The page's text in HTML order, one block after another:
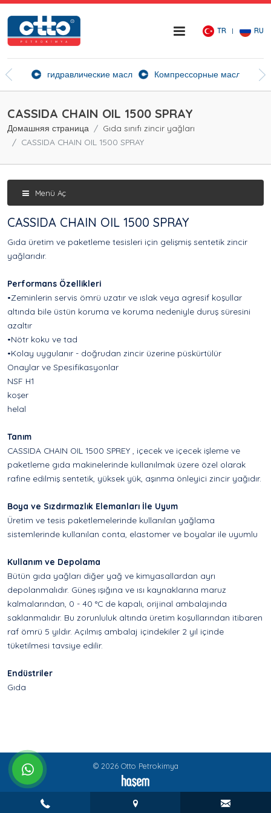
TR RU
агенты гидравлические масла Компрессорные масла
whatsapp
CASSIDA CHAIN OIL 1500 SPRAY
Домашняя страница
Gıda sınıfı zincir yağları
CASSIDA CHAIN OIL 1500 SPRAY
Menü Aç
CASSIDA CHAIN OIL 1500 SPRAY
Gıda üretim ve paketleme tesisleri için gelişmiş sentetik zincir
yağlarıdır.
Performans Özellikleri
•Zeminlerin servis ömrü uzatır ve ıslak veya agresif koşullar
altında bile üstün koruma ve koruma nedeniyle duruş süresini
azaltır
•Nötr koku ve tad
•Kolay uygulanır - doğrudan zincir üzerine püskürtülür
Onaylar ve Spesifikasyonlar
NSF H1
koşer
helal
Tanım
CASSIDA CHAIN OIL 1500 SPREY , içecek ve içecek işleme ve
paketleme gıda makinelerinde kullanılmak üzere özel olarak
rafine edilmiş sentetik, yüksek yük, aşınma önleyici zincir yağıdır.
Boya ve Sızdırmazlık Elemanları İle Uyum
Üretim ve tesis paketlemelerinde kullanılan yağlama
sistemlerinde kullanılan conta, elastomer ve boyalar ile uyumlu
Kullanım ve Depolama
Bütün gıda yağları diğer yağ ve kimyasallardan ayrı
depolanmalıdır. Güneş ışığına ve ısı kaynaklarına maruz
kalmalarından, 0 - 40 °C de kapalı, orijinal ambalajında
saklanmalıdır. Bu zorunluluk altında üretim koşullarından itibaren
raf ömrü 5 yıldır. Açılmış ambalaj içindekiler 2 yıl içinde
tüketilmesi tavsiye edilir.
Endüstriler
Gıda
© 2026 Otto Petrokimya